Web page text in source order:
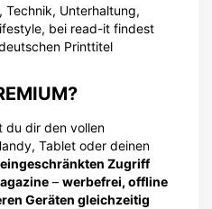
Technik, Unterhaltung,
bei read-it findest
Printtitel
du dir den vollen
Tablet oder deinen
Zugriff
– werbefrei, offline
Geräten gleichzeitig